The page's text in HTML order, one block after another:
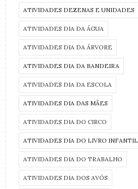
ATIVIDADES DEZENAS E UNIDADES
ATIVIDADES DIA DA ÁGUA
ATIVIDADES DIA DA ÁRVORE
ATIVIDADES DIA DA BANDEIRA
ATIVIDADES DIA DA ESCOLA
ATIVIDADES DIA DAS MÃES
ATIVIDADES DIA DO CIRCO
ATIVIDADES DIA DO LIVRO INFANTIL
ATIVIDADES DIA DO TRABALHO
ATIVIDADES DIA DOS AVÓS